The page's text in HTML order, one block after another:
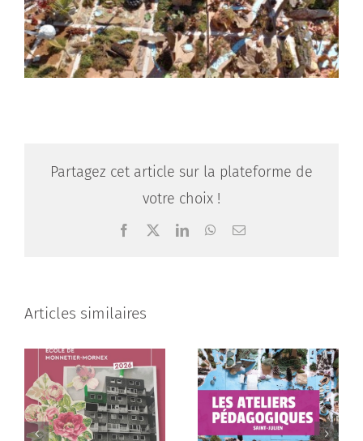
Partagez cet article sur la plateforme de
votre choix !
Facebook LinkedInWhatsApp
Email
Articles similaires